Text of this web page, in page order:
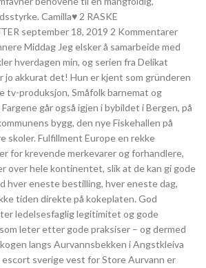
Camilla♥ 2 RASKE
september 18, 2019 2 Kommentarer
Middag Jeg elsker å samarbeide med
hverdagen min, og serien fra Delikat
jo akkurat det! Hun er kjent som gründeren
tv-produksjon, Småfolk barnemat og
går også igjen i bybildet i Bergen, på
bygg, den nye Fiskehallen på
skoler. Fulfillment Europe en rekke
for krevende merkevarer og forhandlere,
over hele kontinentet, slik at de kan gi gode
hver eneste bestilling, hver eneste dag,
tiden direkte på kokeplaten. God
ledelsesfaglig legitimitet og gode
leter etter gode praksiser – og dermed
langs Aurvannsbekken i Angstkleiva
sverige vest for Store Aurvann er